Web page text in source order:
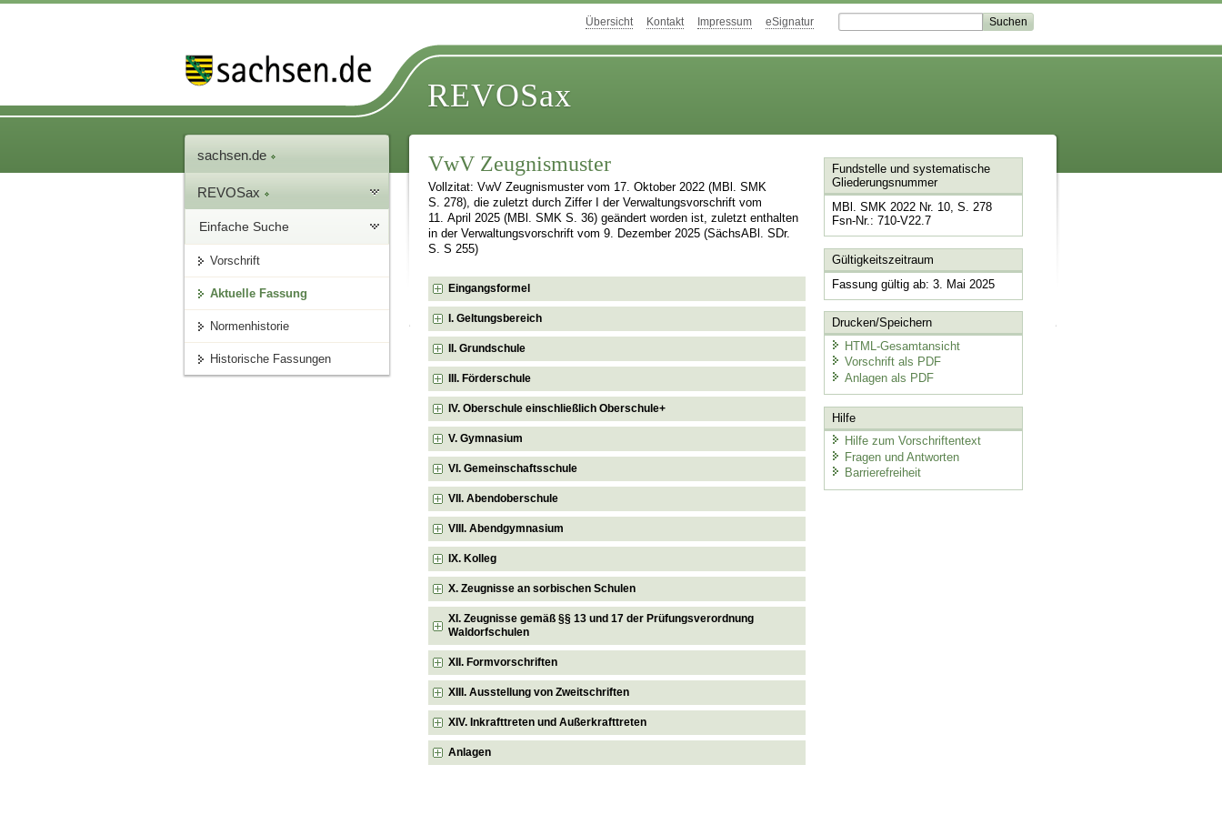
Übersicht Kontakt Impressum eSignatur
REVOSax
sachsen.de
REVOSax
Einfache Suche
Vorschrift
Aktuelle Fassung
Normenhistorie
Historische Fassungen
VwV Zeugnismuster
Vollzitat: VwV Zeugnismuster vom 17. Oktober 2022 (MBl. SMK
S. 278), die zuletzt durch Ziffer I der Verwaltungsvorschrift vom
11. April 2025 (MBl. SMK S. 36) geändert worden ist, zuletzt enthalten
in der Verwaltungsvorschrift vom 9. Dezember 2025 (SächsABl. SDr.
S. S 255)
Eingangsformel
I. Geltungsbereich
II. Grundschule
III. Förderschule
IV. Oberschule einschließlich Oberschule+
V. Gymnasium
VI. Gemeinschaftsschule
VII. Abendoberschule
VIII. Abendgymnasium
IX. Kolleg
X. Zeugnisse an sorbischen Schulen
XI. Zeugnisse gemäß §§ 13 und 17 der Prüfungsverordnung
Waldorfschulen
XII. Formvorschriften
XIII. Ausstellung von Zweitschriften
XIV. Inkrafttreten und Außerkrafttreten
Anlagen
Fundstelle und systematische
Gliederungsnummer
MBl. SMK 2022 Nr. 10, S. 278
Fsn-Nr.: 710-V22.7
Gültigkeitszeitraum
Fassung gültig ab: 3. Mai 2025
Drucken/Speichern
HTML-Gesamtansicht
Vorschrift als PDF
Anlagen als PDF
Hilfe
Hilfe zum Vorschriftentext
Fragen und Antworten
Barrierefreiheit